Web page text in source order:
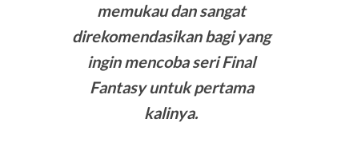
memukau dan sangat
direkomendasikan bagi yang
ingin mencoba seri Final
Fantasy untuk pertama
kalinya.